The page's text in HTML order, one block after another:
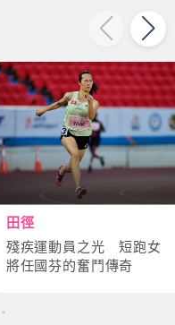
田徑
殘疾運動員之光 短跑女
將任國芬的奮鬥傳奇